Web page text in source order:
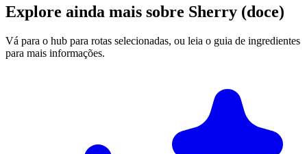
Explore ainda mais sobre Sherry (doce)
Vá para o hub para rotas selecionadas, ou leia o guia de ingredientes
para mais informações.